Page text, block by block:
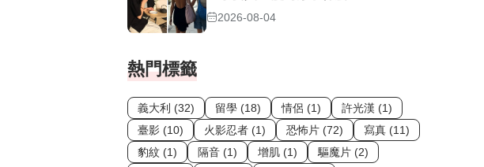
2026-08-04
熱門標籤
義大利 (32) 留學 (18) 情侶 (1)
許光漢 (1)
臺影 (10)
火影忍者 (1) 恐怖片 (72)
寫真 (11)
豹紋 (1)
隔音 (1) 增肌 (1)
驅魔片 (2)